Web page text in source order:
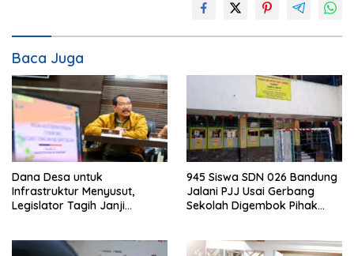
Baca Juga
Dana Desa untuk
Infrastruktur Menyusut,
Legislator Tagih Janji
945 Siswa SDN 026 Bandung
Jalani PJJ Usai Gerbang
Sekolah Digembok Pihak